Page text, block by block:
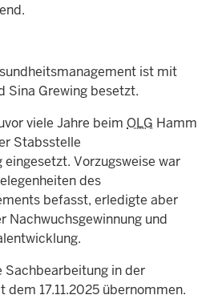
ist mit
Sina Grewing besetzt.
viele Jahre beim OLG Hamm
Stabsstelle
Vorzugsweise war
des
befasst, erledigte aber
Nachwuchsgewinnung und
Sachbearbeitung in der
dem 17.11.2025 übernommen.